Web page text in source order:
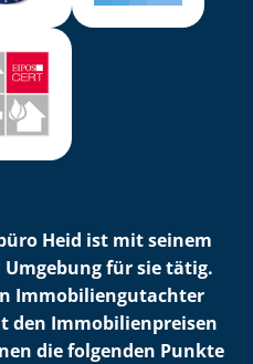
Heid ist mit seinem
für sie tätig.
Im­mo­bi­li­en­gut­ach­ter
den Im­mo­bi­li­en­prei­sen
die folgenden Punkte